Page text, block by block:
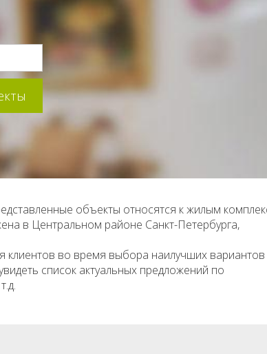
объекты относятся к жилым
в Центральном районе Санкт-Петербурга,
во время выбора наилучших вариантов
список актуальных предложений по